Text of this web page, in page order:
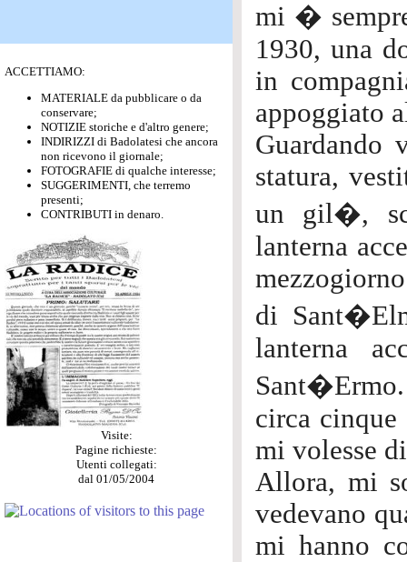
ACCETTIAMO:
MATERIALE da pubblicare o da
conservare;
NOTIZIE storiche e d'altro genere;
INDIRIZZI di Badolatesi che ancora
non ricevono il giornale;
FOTOGRAFIE di qualche interesse;
SUGGERIMENTI, che terremo
presenti;
CONTRIBUTI in denaro.
Visite:
Pagine richieste:
Utenti collegati:
dal 01/05/2004
mi �
1930, una
in
appoggiato
Guardando
statura,
un gil�,
lanterna
di
lanterna
circa cinque
mi volesse
Allora, mi
vedevano
mi hanno